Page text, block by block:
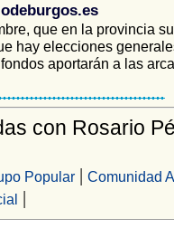
que en la provincia
hay elecciones
aportarán a las
con Rosario
Popular| Comunidad
|